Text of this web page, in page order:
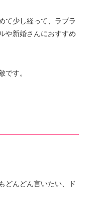
て少し経って、ラブラ
や新婚さんにおすすめ
です。
どんどん言いたい、ド